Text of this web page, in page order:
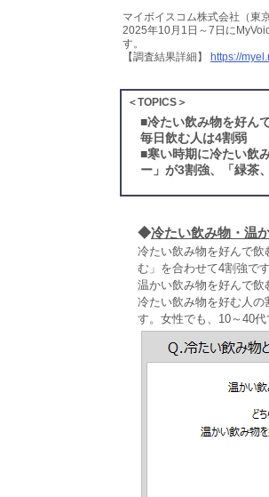
マイボイスコム株式会社（東
2025年10月1日～7日に
す。
【調査結果詳細】
https://
＜TOPICS＞
■冷たい飲み物を好ん
毎日飲む人は4割弱
■寒い時期に冷たい飲
ー」が3割強、「緑茶
◆冷たい飲み物・温
冷たい飲み物を好んで
む」を合わせて4割強で
温かい飲み物を好んで
冷たい飲み物を好む人
す。女性でも、10～40